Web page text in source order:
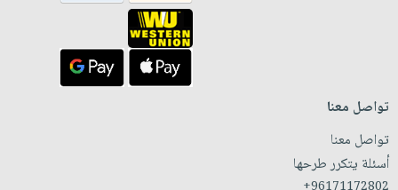
تواصل معنا
تواصل معنا
أسئلة يتكرر طرحها